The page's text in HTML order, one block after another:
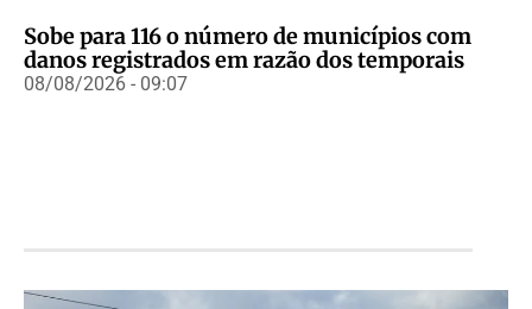
Sobe para 116 o número de municípios com
danos registrados em razão dos temporais
08/08/2026 - 09:07